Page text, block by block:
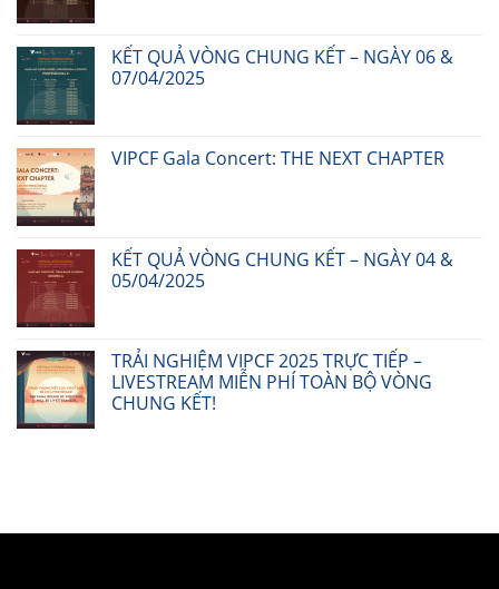
KẾT QUẢ VÒNG CHUNG KẾT – NGÀY 06 &
07/04/2025
VIPCF Gala Concert: THE NEXT CHAPTER
KẾT QUẢ VÒNG CHUNG KẾT – NGÀY 04 &
05/04/2025
TRẢI NGHIỆM VIPCF 2025 TRỰC TIẾP –
LIVESTREAM MIỄN PHÍ TOÀN BỘ VÒNG
CHUNG KẾT!